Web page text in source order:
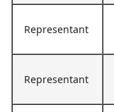
Representant
Representant